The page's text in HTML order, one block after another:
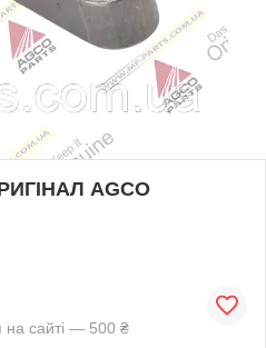
AGCO
на сайті — 500 ₴